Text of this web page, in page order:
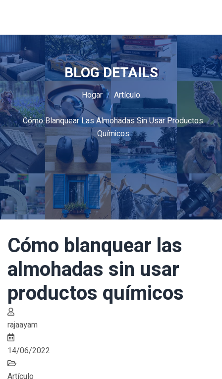
BLOG DETAILS
Hogar Artículo
Cómo Blanquear Las Almohadas Sin Usar Productos
Químicos
Cómo blanquear las
almohadas sin usar
productos químicos
rajaayam
14/06/2022
Artículo